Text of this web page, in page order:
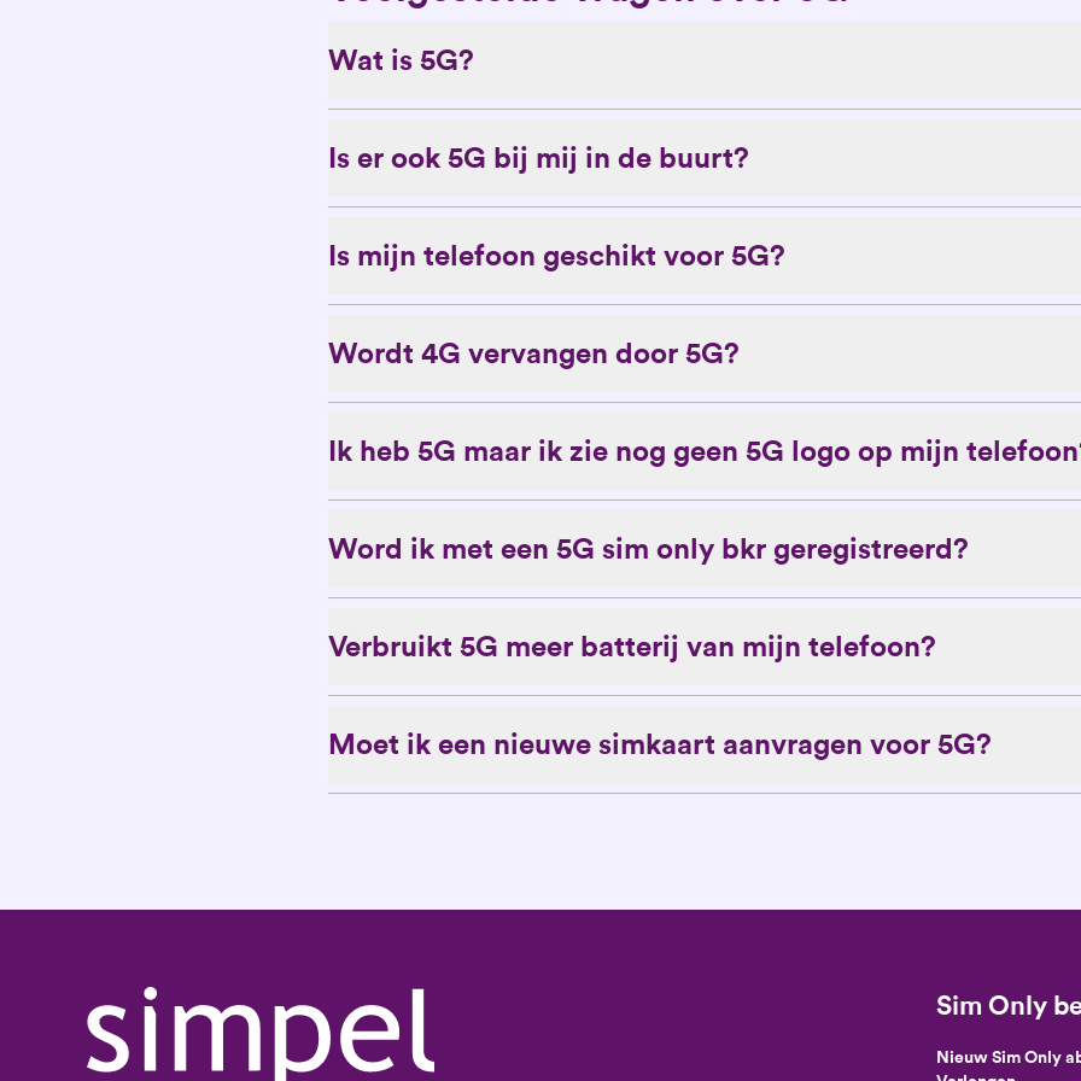
Wat is 5G?
Is er ook 5G bij mij in de buurt?
Is mijn telefoon geschikt voor 5G?
Wordt 4G vervangen door 5G?
Ik heb 5G maar ik zie nog geen 5G logo op mijn
Word ik met een 5G sim only bkr geregistreerd?
Verbruikt 5G meer batterij van mijn telefoon?
Moet ik een nieuwe simkaart aanvragen voor 5G?
Sim Only
Nieuw Sim Only